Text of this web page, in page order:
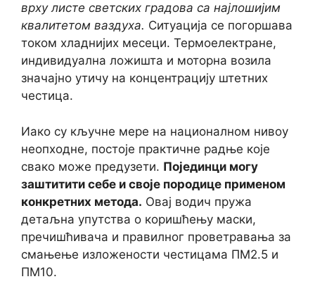
врху листе светских градова са најлошијим
квалитетом ваздуха. Ситуација се погоршава
током хладнијих месеци. Термоелектране,
индивидуална ложишта и моторна возила
значајно утичу на концентрацију штетних
честица.
Иако су кључне мере на националном нивоу
неопходне, постоје практичне радње које
свако може предузети. Појединци могу
заштитити себе и своје породице применом
конкретних метода. Овај водич пружа
детаљна упутства о коришћењу маски,
пречишћивача и правилног проветравања за
смањење изложености честицама ПМ2.5 и
ПМ10.